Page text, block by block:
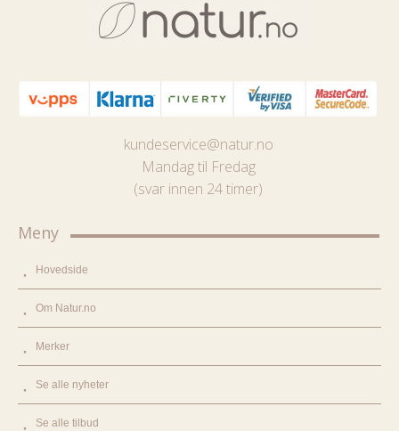
kundeservice@natur.no
Mandag til Fredag
(svar innen 24 timer)
Meny
Hovedside
Om Natur.no
Merker
Se alle nyheter
Se alle tilbud